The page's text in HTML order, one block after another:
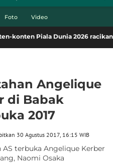
Foto Video
Piala Dunia 2026 racikan
Angelique
di Babak
2017
30 Agustus 2017, 16:15 WIB
terbuka Angelique Kerber
Naomi Osaka